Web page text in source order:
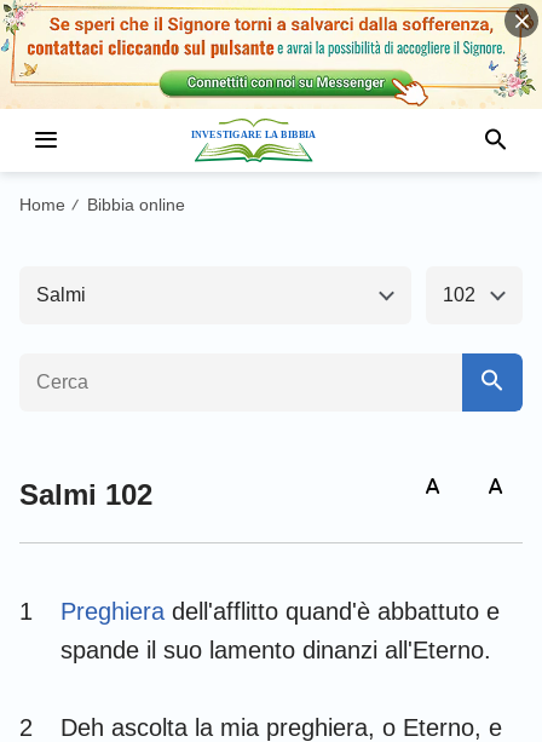
Home / Bibbia online
Salmi
Antico Testamento1 Nuovo Testamento
Genesi
Deuteronomio
Ester Giobbe
Ecclesiaste Cantici
102
Salmi 102
1 Preghiera dell'afflitto quand'è abbattuto e
spande il suo lamento dinanzi all'Eterno.
2
Deh ascolta la mia preghiera, o Eterno, e